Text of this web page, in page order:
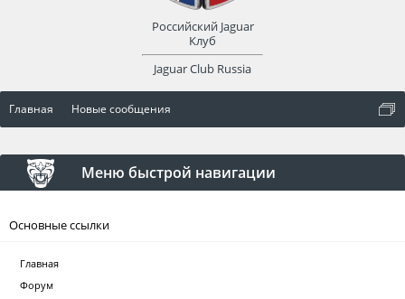
Главная Новые сообщения
Меню быстрой навигации
Основные ссылки
Главная
Форум
Российский Jaguar
Клуб
Jaguar Club Russia
оват